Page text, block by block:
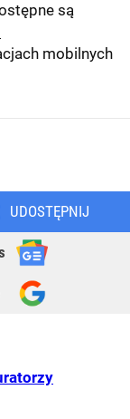
są
mobilnych
UDOSTĘPNIJ